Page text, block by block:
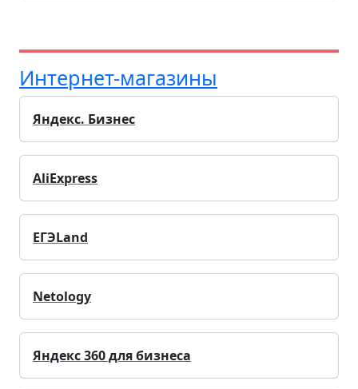
Интернет-магазины
Яндекс. Бизнес
AliExpress
ЕГЭLand
Netology
Яндекс 360 для бизнеса